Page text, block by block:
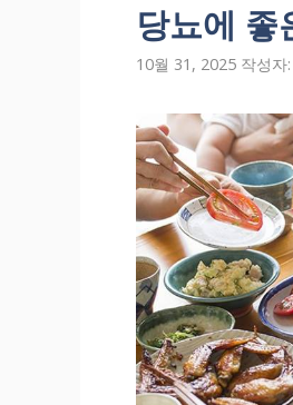
당뇨에 좋
10월 31, 2025 작성자: